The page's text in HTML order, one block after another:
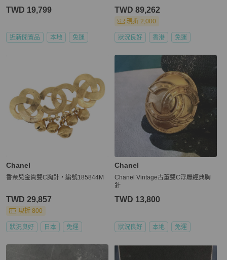
TWD 19,799
近新閒置品 本地 免運
TWD 89,262
現折 2,000
狀況良好 香港 免運
Chanel
香奈兒金質雙C胸針，編號185844M
TWD 29,857
現折 800
狀況良好 日本 免運
Chanel
Chanel Vintage古董雙C浮雕經典胸
針
TWD 13,800
狀況良好 本地 免運